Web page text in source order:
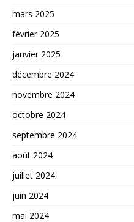
mars 2025
février 2025
janvier 2025
décembre 2024
novembre 2024
octobre 2024
septembre 2024
août 2024
juillet 2024
juin 2024
mai 2024